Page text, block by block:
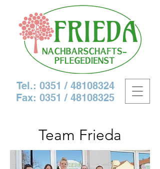
Tel.: 0351 / 48108324
Fax: 0351 / 48108325
Team Frieda